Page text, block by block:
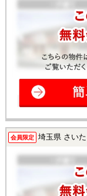
会員限定 埼玉県 さいたま